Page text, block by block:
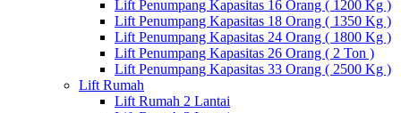
Lift Penumpang Kapasitas 16 Orang ( 1200 Kg )
Lift Penumpang Kapasitas 18 Orang ( 1350 Kg )
Lift Penumpang Kapasitas 24 Orang ( 1800 Kg )
Lift Penumpang Kapasitas 26 Orang ( 2 Ton )
Lift Penumpang Kapasitas 33 Orang ( 2500 Kg )
Lift Rumah
Lift Rumah 2 Lantai